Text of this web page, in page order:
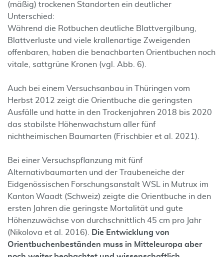
(mäßig) trockenen Standorten ein deutlicher
Unterschied:
Während die Rotbuchen deutliche Blattvergilbung,
Blattverluste und viele krallenartige Zweigenden
offenbaren, haben die benachbarten Orientbuchen noch
vitale, sattgrüne Kronen (vgl. Abb. 6).
Auch bei einem Versuchsanbau in Thüringen vom
Herbst 2012 zeigt die Orientbuche die geringsten
Ausfälle und hatte in den Trockenjahren 2018 bis 2020
das stabilste Höhenwachstum aller fünf
nichtheimischen Baumarten (Frischbier et al. 2021).
Bei einer Versuchspflanzung mit fünf
Alternativbaumarten und der Traubeneiche der
Eidgenössischen Forschungsanstalt WSL in Mutrux im
Kanton Waadt (Schweiz) zeigte die Orientbuche in den
ersten Jahren die geringste Mortalität und gute
Höhenzuwächse von durchschnittlich 45 cm pro Jahr
(Nikolova et al. 2016).
Die Entwicklung von
Orientbuchenbeständen muss in Mitteleuropa aber